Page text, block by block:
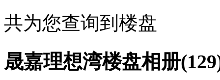
共为您查询到 楼盘
晟嘉理想湾楼盘相册